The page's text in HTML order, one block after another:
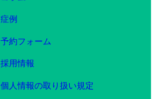
症例
予約フォーム
採用情報
個人情報の取り扱い規定